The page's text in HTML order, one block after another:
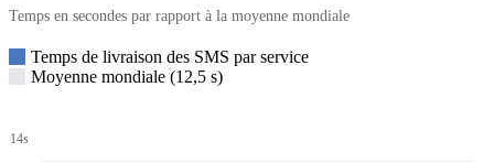
Temps en secondes par rapport à la moyenne mondiale
Temps de livraison des SMS par service
Moyenne mondiale (12,5 s)
14s